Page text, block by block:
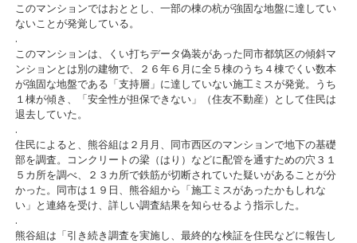
このマンションではおととし、一部の棟の杭が強固な地盤に達してい
ないことが発覚している。
このマンションは、くい打ちデータ偽装があった同市都筑区の傾斜マ
ンションとは別の建物で、２６年６月に全５棟のうち４棟でくい数本
が強固な地盤である「支持層」に達していない施工ミスが発覚。うち
１棟が傾き、「安全性が担保できない」（住友不動産）として住民は
退去していた。
住民によると、熊谷組は２月月、同市西区のマンションで地下の基礎
部を調査。コンクリートの梁（はり）などに配管を通すための穴３１
５カ所を調べ、２３カ所で鉄筋が切断されていた疑いがあることが分
かった。同市は１９日、熊谷組から「施工ミスがあったかもしれな
い」と連絡を受け、詳しい調査結果を知らせるよう指示した。
熊谷組は「引き続き調査を実施し、最終的な検証を住民などに報告し